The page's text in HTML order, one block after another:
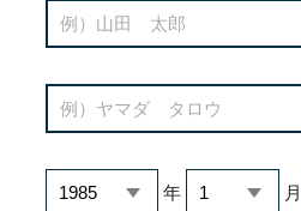
年 月